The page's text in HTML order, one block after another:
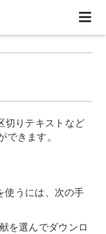
切りテキストなど
きます。
使うには、次の手
を選んでダウンロ